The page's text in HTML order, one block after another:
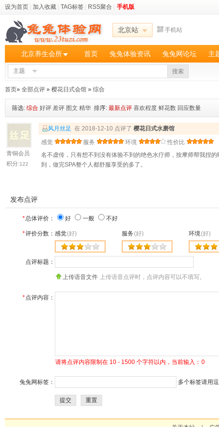
设为首页 加入收藏 TAG标签 RSS聚合 手机版
北京站 手机站
北京养生会所 首页 兔兔体验资讯 兔兔网论坛 主
主题 搜索
首页» 全部点评 » 樱花日式会馆 » 综合
筛选: 综合 好评 差评 图文 精华 排序: 最新点评 喜欢程度 鲜花数 回应数量
青铜会员
积分:122
风月丝足 在 2018-12-10 点评了 樱花日式水磨馆
感觉
服务 环境
性价比
名不虚传，只有想不到没有体验不到的绝色水疗师，按摩师帮我捏
到，做完SPA整个人都舒服享受的多了。
发布点评
*总体评价： 好 一般 不好
*评价分数： 感觉(好) 服务(好) 环境(好)
点评标题：
上传语音文件 上传语音点评时，点评内容可以不填写。
*点评内容：
请将点评内容限制在 10 - 1500 个字符以内，当前输入： 0
兔兔网标签： 多个标签请用
提交 重置